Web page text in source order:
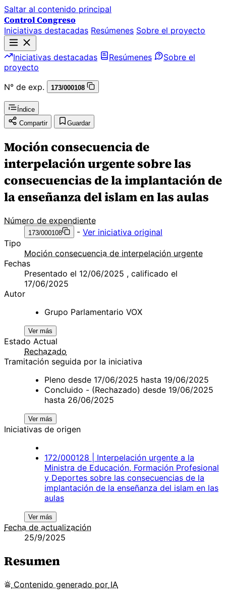
Saltar al contenido principal
Control Congreso
Iniciativas destacadas Resúmenes Sobre el proyecto
Iniciativas destacadas Resúmenes
Sobre el
proyecto
N° de exp.
173/000108
Índice
Compartir
Guardar
Moción consecuencia de
interpelación urgente sobre las
consecuencias de la implantación de
la enseñanza del islam en las aulas
Número de expendiente
173/000108 - Ver iniciativa original
Tipo
Moción consecuencia de interpelación urgente
Fechas
Presentado el 12/06/2025 , calificado el
17/06/2025
Autor
Grupo Parlamentario VOX
Ver más
Estado Actual
Rechazado
Tramitación seguida por la iniciativa
Pleno desde 17/06/2025 hasta 19/06/2025
Concluido - (Rechazado) desde 19/06/2025
hasta 26/06/2025
Ver más
Iniciativas de origen
172/000128 | Interpelación urgente a la
Ministra de Educación, Formación Profesional
y Deportes sobre las consecuencias de la
implantación de la enseñanza del islam en las
aulas
Ver más
Fecha de actualización
25/9/2025
Resumen
Contenido generado por IA